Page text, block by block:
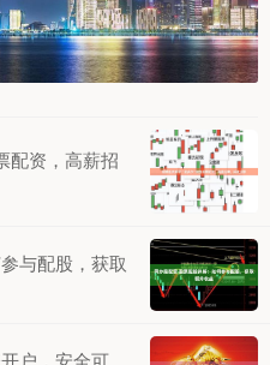
配资，高薪招
与配股，获取
户，安全可